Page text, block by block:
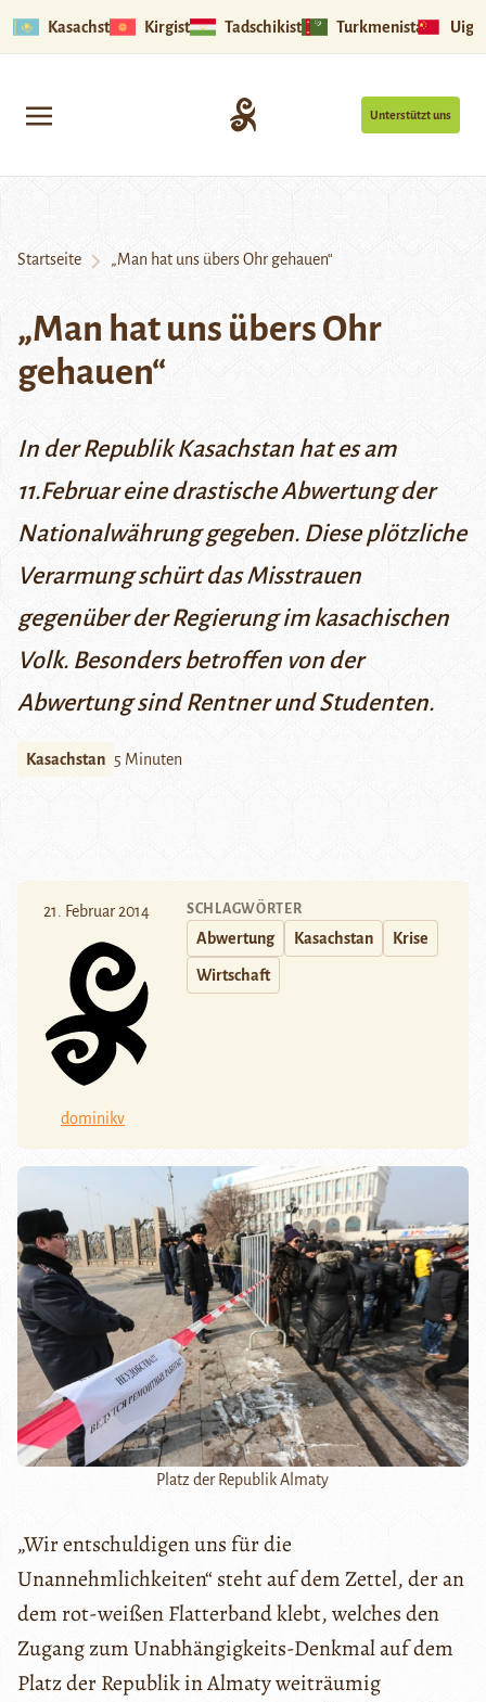
Kasachstan Kirgistan Tadschikistan Turkmenistan
Unterstützt uns
Startseite „Man hat uns übers Ohr gehauen“
„Man hat uns übers Ohr
gehauen“
In der Republik Kasachstan hat es am
11.Februar eine drastische Abwertung der
Nationalwährung gegeben. Diese plötzliche
Verarmung schürt das Misstrauen
gegenüber der Regierung im kasachischen
Volk. Besonders betroffen von der
Abwertung sind Rentner und Studenten.
Kasachstan 5 Minuten
21. Februar 2014
dominikv
SCHLAGWÖRTER
Abwertung Kasachstan Krise
Wirtschaft
Platz der Republik Almaty
„Wir entschuldigen uns für die
Unannehmlichkeiten“ steht auf dem Zettel, der an
dem rot-weißen Flatterband klebt, welches den
Zugang zum Unabhängigkeits-Denkmal auf dem
Platz der Republik in Almaty weiträumig